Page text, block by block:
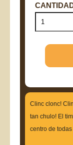
Clinc clonc!
tan chulo! El
centro de